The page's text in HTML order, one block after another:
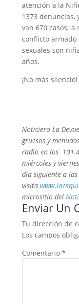
atención a la
1373
van 670 casos;
conflicto armado
sexuales son
años.
¡No más
Noticiero La
gruesos y
radio en los
miércoles y
día siguiente a
visita
micrositio del
Enviar Un
Tu dirección de
Los campos
Comentario *